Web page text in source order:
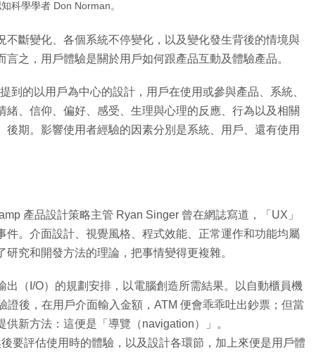
科學學者 Don Norman。
不斷變化、各個系統不停變化，以及變化發生背後的情境與
之，用戶體驗是關於用戶如何跟產品互動及體驗產品。
到的以用戶為中心的設計，用戶在使用或參與產品、系統、
、信仰、偏好、感受、生理與心理的反應、行為以及相關
期。影響使用者經驗的因素分別是系統、用戶、還有使用
產品設計策略主管 Ryan Singer 曾在網誌寫道，「UX」
。介面設計、視覺風格、程式效能、正常運作和功能均屬
究和開發方法的理論，把事情變得更複雜。
（I/O）的規劃安排，以電腦創造所需結果。以自動櫃員機
證後，在用戶介面輸入金額，ATM 便會乖乖吐出鈔票；但當
新方法：這便是「導覽（navigation）」。
要評估使用時的體驗，以及設計各環節，加上來便是用戶體